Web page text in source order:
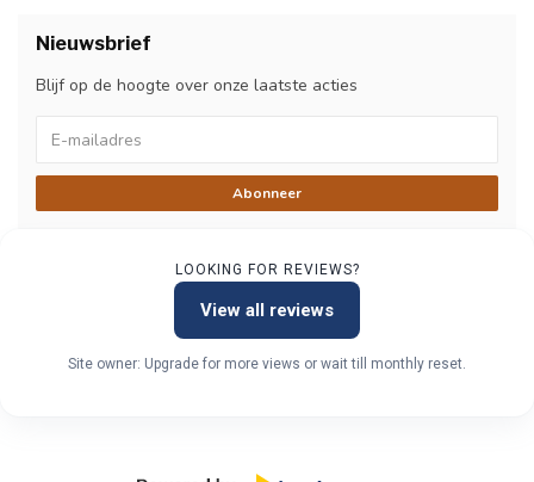
Nieuwsbrief
Blijf op de hoogte over onze laatste acties
Abonneer
LOOKING FOR REVIEWS?
View all reviews
Site owner: Upgrade for more views or wait till monthly reset.